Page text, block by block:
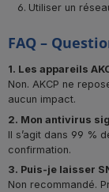
Utiliser un
FAQ –
1. Les appareils
Non. AKCP ne
aucun impact.
2. Mon antivirus
Il s’agit dans 99 %
confirmation.
3. Puis-je laisser
Non recommandé.